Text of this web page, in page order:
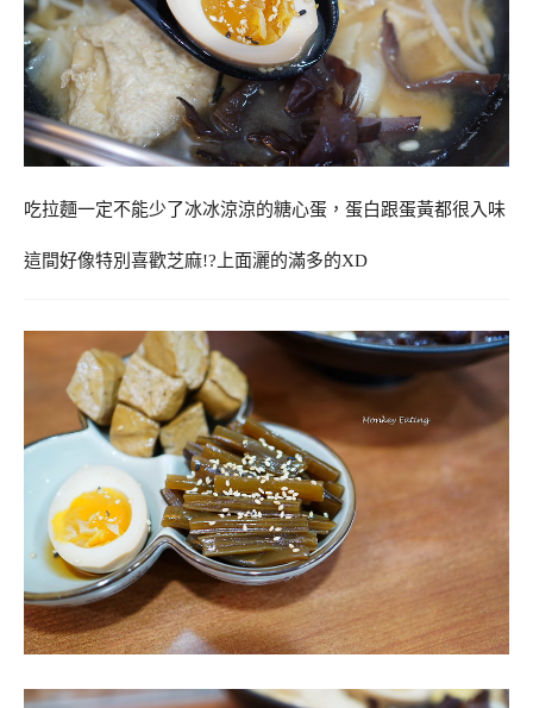
吃拉麵一定不能少了冰冰涼涼的糖心蛋，蛋白跟蛋黃都很入味
這間好像特別喜歡芝麻!?上面灑的滿多的XD